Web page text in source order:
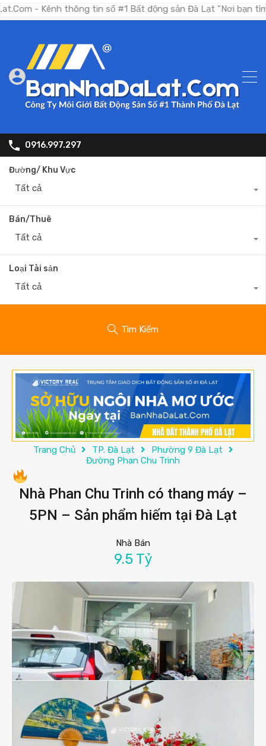
- Kênh thông tin số #1 Bất động sản Đà Lạt "Nơi bạn tìm
0916.997.297
Đường/ Khu Vực
Tất cả
Bán/Thuê
Tất cả
Loại Tài sản
Tất cả
Tìm Kiếm
Trang Chủ TP. Đà Lạt
Phường 9 Đà Lạt
Đường Phan Chu Trinh
Nhà Phan Chu Trinh có thang máy –
5PN – Sản phẩm hiếm tại Đà Lạt
Nhà Bán
9.5 Tỷ